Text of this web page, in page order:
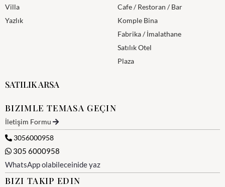
Villa
Yazlık
Cafe / Restoran / Bar
Komple Bina
Fabrika / İmalathane
Satılık Otel
Plaza
SATILIK ARSA
BIZIMLE TEMASA GEÇIN
İletişim Formu
3056000958
305 6000958
WhatsApp olabileceinide yaz
BIZI TAKIP EDIN